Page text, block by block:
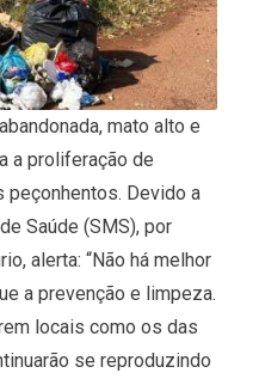
mato alto e
a proliferação de
Devido a
Saúde (SMS), por
alerta: “Não há melhor
a prevenção e limpeza.
locais como os das
se reproduzindo